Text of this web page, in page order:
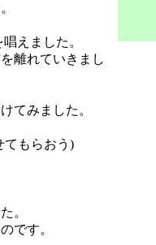
えました。
離れていきまし
てみました。
もらおう)
。
です。